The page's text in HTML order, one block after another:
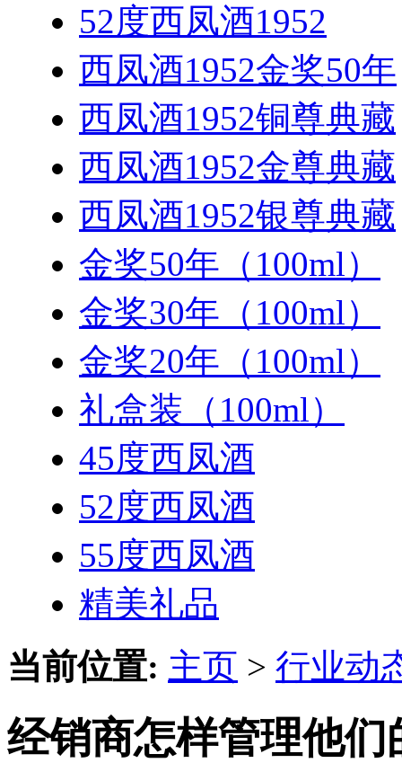
52度西凤酒1952
西凤酒1952金奖50年
西凤酒1952铜尊典藏
西凤酒1952金尊典藏
西凤酒1952银尊典藏
金奖50年（100ml）
金奖30年（100ml）
金奖20年（100ml）
礼盒装（100ml）
45度西凤酒
52度西凤酒
55度西凤酒
精美礼品
当前位置: 主页 > 行业动
经销商怎样管理他们